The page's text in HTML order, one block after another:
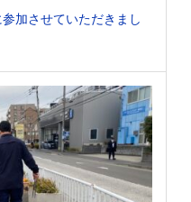
加させていただきまし